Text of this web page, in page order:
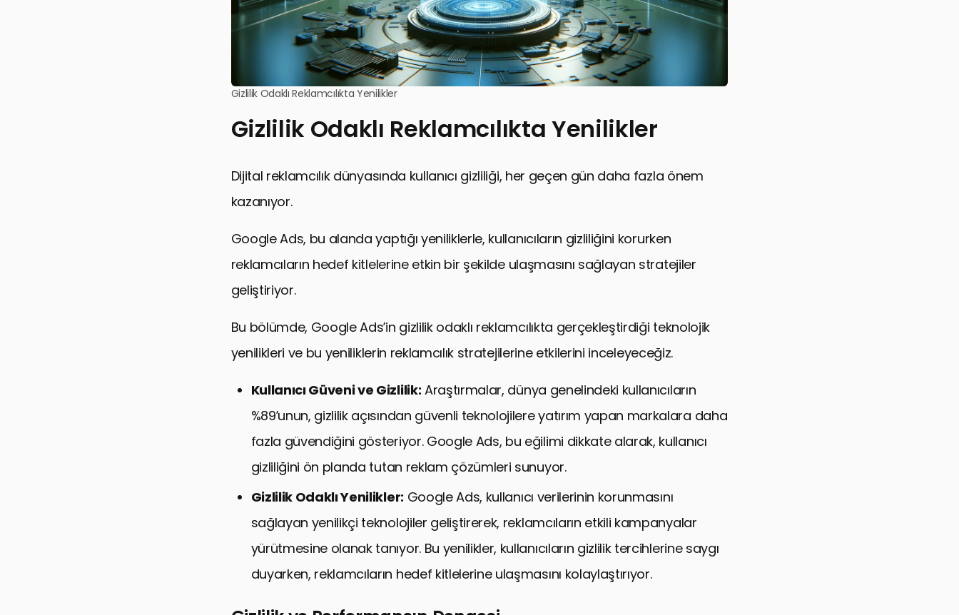
Gizlilik Odaklı Reklamcılıkta Yenilikler
Gizlilik Odaklı Reklamcılıkta Yenilikler
Dijital reklamcılık dünyasında kullanıcı gizliliği, her geçen gün daha fazla önem
kazanıyor.
Google Ads, bu alanda yaptığı yeniliklerle, kullanıcıların gizliliğini korurken
reklamcıların hedef kitlelerine etkin bir şekilde ulaşmasını sağlayan stratejiler
geliştiriyor.
Bu bölümde, Google Ads’in gizlilik odaklı reklamcılıkta gerçekleştirdiği teknolojik
yenilikleri ve bu yeniliklerin reklamcılık stratejilerine etkilerini inceleyeceğiz.
Kullanıcı Güveni ve Gizlilik: Araştırmalar, dünya genelindeki kullanıcıların
%89’unun, gizlilik açısından güvenli teknolojilere yatırım yapan markalara daha
fazla güvendiğini gösteriyor. Google Ads, bu eğilimi dikkate alarak, kullanıcı
gizliliğini ön planda tutan reklam çözümleri sunuyor.
Gizlilik Odaklı Yenilikler: Google Ads, kullanıcı verilerinin korunmasını
sağlayan yenilikçi teknolojiler geliştirerek, reklamcıların etkili kampanyalar
yürütmesine olanak tanıyor. Bu yenilikler, kullanıcıların gizlilik tercihlerine saygı
duyarken, reklamcıların hedef kitlelerine ulaşmasını kolaylaştırıyor.